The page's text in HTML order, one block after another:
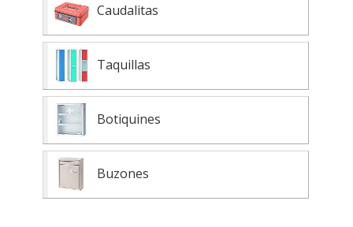
Caudalitas
Taquillas
Botiquines
Buzones